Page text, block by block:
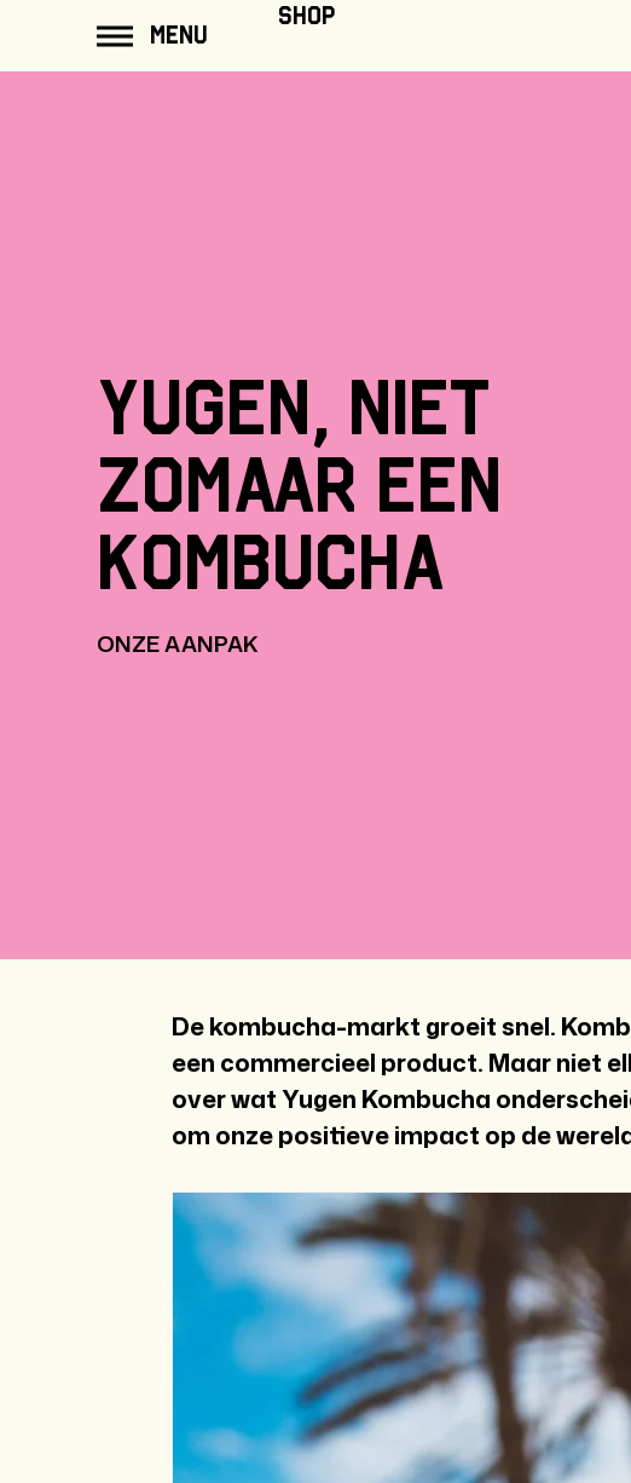
MENU
SHOP
Yugen, niet
zomaar een
kombucha
ONZE AANPAK
De kombucha-markt groeit snel.
een commercieel product. Maar niet
over wat Yugen Kombucha
om onze positieve impact op de